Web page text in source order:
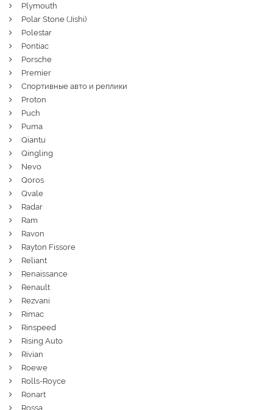
Plymouth
Polar Stone (Jishi)
Polestar
Pontiac
Porsche
Premier
Спортивные авто и реплики
Proton
Puch
Puma
Qiantu
Qingling
Nevo
Qoros
Qvale
Radar
Ram
Ravon
Rayton Fissore
Reliant
Renaissance
Renault
Rezvani
Rimac
Rinspeed
Rising Auto
Rivian
Roewe
Rolls-Royce
Ronart
Rossa